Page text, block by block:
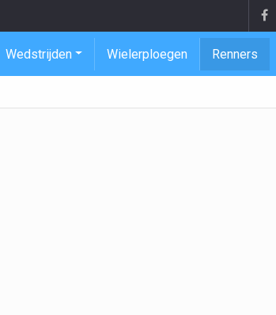
Wedstrijden Wielerploegen Renners